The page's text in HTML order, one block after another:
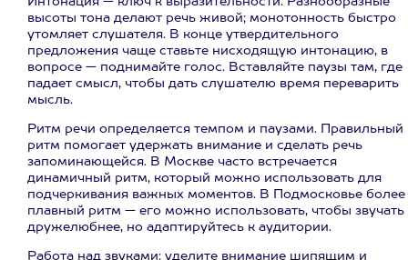
высоты тона делают речь живой; монотонность быстро
утомляет слушателя. В конце утвердительного
предложения чаще ставьте нисходящую интонацию, в
вопросе — поднимайте голос. Вставляйте паузы там, где
падает смысл, чтобы дать слушателю время переварить
мысль.
Ритм речи определяется темпом и паузами. Правильный
ритм помогает удержать внимание и сделать речь
запоминающейся. В Москве часто встречается
динамичный ритм, который можно использовать для
подчеркивания важных моментов. В Подмосковье более
плавный ритм — его можно использовать, чтобы звучать
дружелюбнее, но адаптируйтесь к аудитории.
Работа над звуками: уделите внимание шипящим и